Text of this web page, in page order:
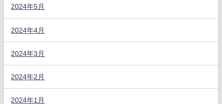
2024年5月
2024年4月
2024年3月
2024年2月
2024年1月